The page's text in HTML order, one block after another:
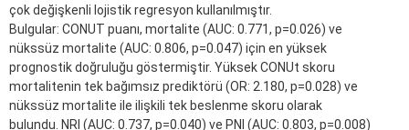
çok değişkenli lojistik regresyon kullanılmıştır.
Bulgular: CONUT puanı, mortalite (AUC: 0.771, p=0.026) ve
nükssüz mortalite (AUC: 0.806, p=0.047) için en yüksek
prognostik doğruluğu göstermiştir. Yüksek CONUt skoru
mortalitenin tek bağımsız prediktörü (OR: 2.180, p=0.028) ve
nükssüz mortalite ile ilişkili tek beslenme skoru olarak
bulundu. NRI (AUC: 0.737, p=0.040) ve PNI (AUC: 0.803, p=0.008)